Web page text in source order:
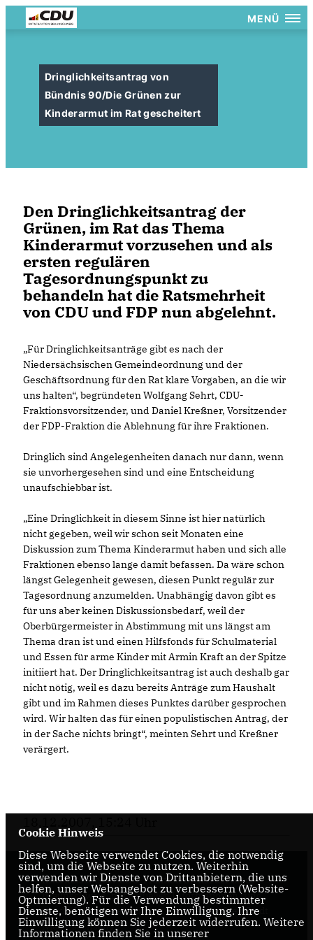
MENÜ
Dringlichkeitsantrag von
Bündnis 90/Die Grünen zur
Kinderarmut im Rat gescheitert
Den Dringlichkeitsantrag der
Grünen, im Rat das Thema
Kinderarmut vorzusehen und als
ersten regulären
Tagesordnungspunkt zu
behandeln hat die Ratsmehrheit
von CDU und FDP nun abgelehnt.
Für Dringlichkeitsanträge gibt es nach der
Niedersächsischen Gemeindeordnung und der
Geschäftsordnung für den Rat klare Vorgaben, an die wir
uns halten“, begründeten Wolfgang Sehrt, CDU-
Fraktionsvorsitzender, und Daniel Kreßner, Vorsitzender
der FDP-Fraktion die Ablehnung für ihre Fraktionen.
Dringlich sind Angelegenheiten danach nur dann, wenn
sie unvorhergesehen sind und eine Entscheidung
unaufschiebbar ist.
Eine Dringlichkeit in diesem Sinne ist hier natürlich
nicht gegeben, weil wir schon seit Monaten eine
Diskussion zum Thema Kinderarmut haben und sich alle
Fraktionen ebenso lange damit befassen. Da wäre schon
längst Gelegenheit gewesen, diesen Punkt regulär zur
Tagesordnung anzumelden. Unabhängig davon gibt es
für uns aber keinen Diskussionsbedarf, weil der
Oberbürgermeister in Abstimmung mit uns längst am
Thema dran ist und einen Hilfsfonds für Schulmaterial
und Essen für arme Kinder mit Armin Kraft an der Spitze
initiiert hat. Der Dringlichkeitsantrag ist auch deshalb gar
nicht nötig, weil es dazu bereits Anträge zum Haushalt
gibt und im Rahmen dieses Punktes darüber gesprochen
wird. Wir halten das für einen populistischen Antrag, der
in der Sache nichts bringt“, meinten Sehrt und Kreßner
verärgert.
Internetseite der CDU-Fraktion im Rat der Stadt
Braunschweig, mit aktuellen Informationen rund
um die Kommunalpolitik in der zweitgrößten Stadt
Niedersachsens.
Cookie Hinweis
Diese Webseite verwendet Cookies, die notwendig
sind, um die Webseite zu nutzen. Weiterhin
verwenden wir Dienste von Drittanbietern, die uns
helfen, unser Webangebot zu verbessern (Website-
Optmierung). Für die Verwendung bestimmter
Dienste, benötigen wir Ihre Einwilligung. Ihre
Einwilligung können Sie jederzeit widerrufen. Weitere
Informationen finden Sie in unserer